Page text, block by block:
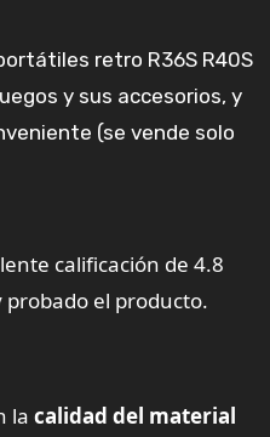
retro R36S R40S
y sus accesorios, y
(se vende solo
probado el producto.
la calidad del material